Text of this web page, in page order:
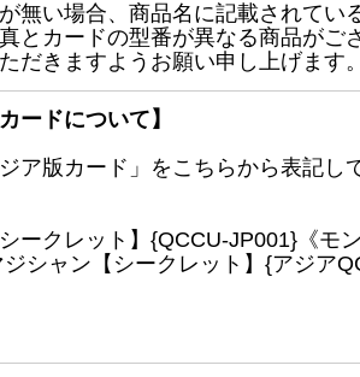
無い場合、商品名に記載されてい
とカードの型番が異なる商品がご
だきますようお願い申し上げます。
ードについて】
ア版カード」をこちらから表記し
ークレット】{QCCU-JP001}《モ
ャン【シークレット】{アジア